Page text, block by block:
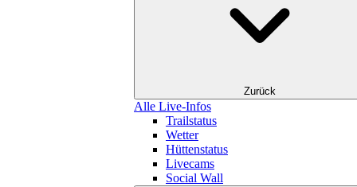
Zurück
Alle Live-Infos
Trailstatus
Wetter
Hüttenstatus
Livecams
Social Wall